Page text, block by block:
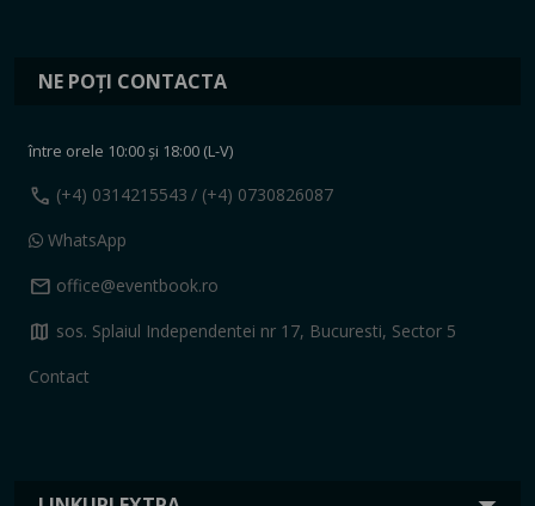
NE POȚI CONTACTA
între orele 10:00 și 18:00 (L-V)
call (+4) 0314215543 / (+4) 0730826087
WhatsApp
mail office@eventbook.ro
map sos. Splaiul Independentei nr 17, Bucuresti, Sector 5
Contact